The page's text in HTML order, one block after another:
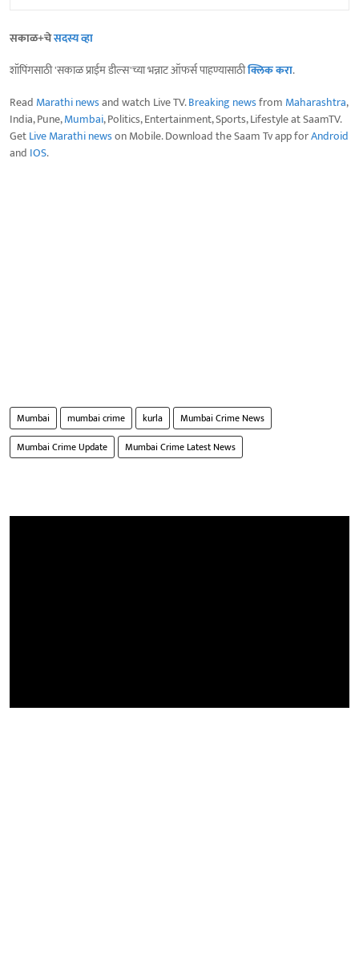
सकाळ+चेसदस्य व्हा
शॉपिंगसाठी 'सकाळ प्राईम डील्स'च्या भन्नाट ऑफर्स पाहण्यासाठीक्लिक करा.
Read Marathi newsand watch Live TV.Breaking newsfrom Maharashtra,
India, Pune,Mumbai, Politics, Entertainment, Sports, Lifestyle at SaamTV.
GetLive Marathi newson Mobile. Download the Saam Tv app forAndroid
and IOS.
Mumbai mumbai crime kurla
Mumbai Crime News
Mumbai Crime Update
Mumbai Crime Latest News